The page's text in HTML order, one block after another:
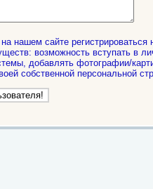
нашем сайте регистрироваться
возможность вступать в
добавлять фотографии/
собственной персональной